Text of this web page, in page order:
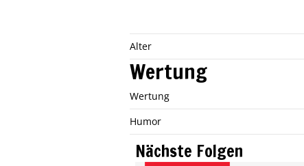
Alter
Wertung
Wertung
Humor
Nächste Folgen